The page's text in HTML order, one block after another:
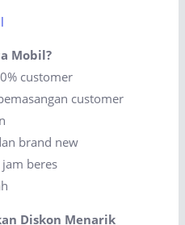
Mobil?
customer
customer
brand new
jam beres
Diskon Menarik